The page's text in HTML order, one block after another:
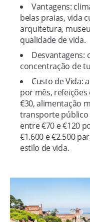
Vantagens:
belas praias, vida
arquitetura,
qualidade de vida.
Desvantagens:
concentração de
Custo de Vida:
por mês,
€30, alimentação
transporte público
entre €70 e €120
€1.600 e €2.500
estilo de vida.